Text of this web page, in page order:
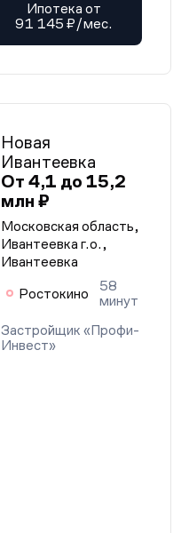
Ипотека от
91 145 ₽/мес.
Новая
Ивантеевка
От 4,1 до 15,2
млн ₽
Московская область,
Ивантеевка г.о.,
Ивантеевка
Ростокино
58
минут
Застройщик «Профи-
Инвест»